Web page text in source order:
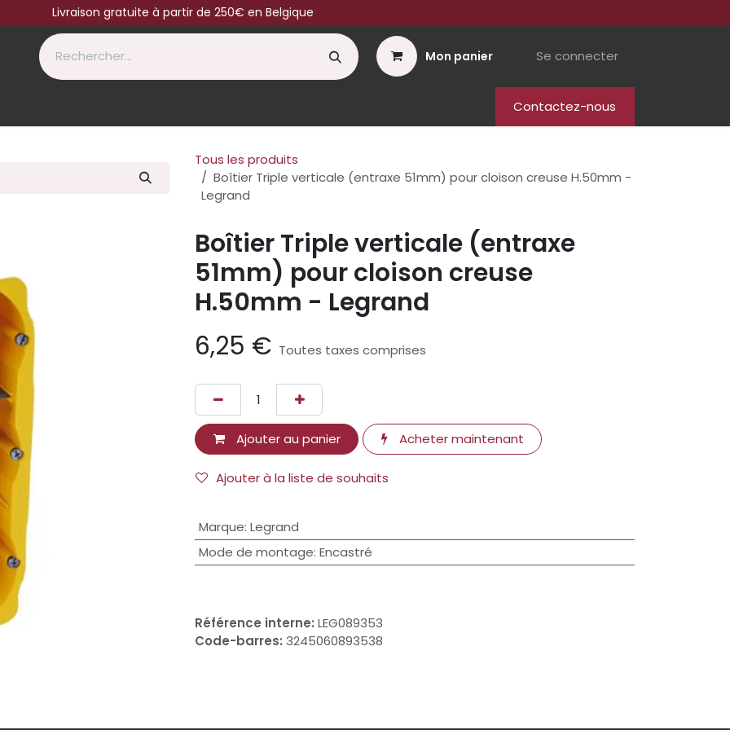
Livraison gratuite à partir de 250€ en Belgique
Mon panier Se connecter
Contactez-nous
Tous les produits
Boîtier Triple verticale (entraxe 51mm) pour cloison creuse H.50mm -
Legrand
Boîtier Triple verticale (entraxe
51mm) pour cloison creuse
H.50mm - Legrand
6,25 € Toutes taxes comprises
Ajouter au panier Acheter maintenant
Ajouter à la liste de souhaits
Marque: Legrand
Mode de montage: Encastré
Référence interne: LEG089353
Code-barres: 3245060893538